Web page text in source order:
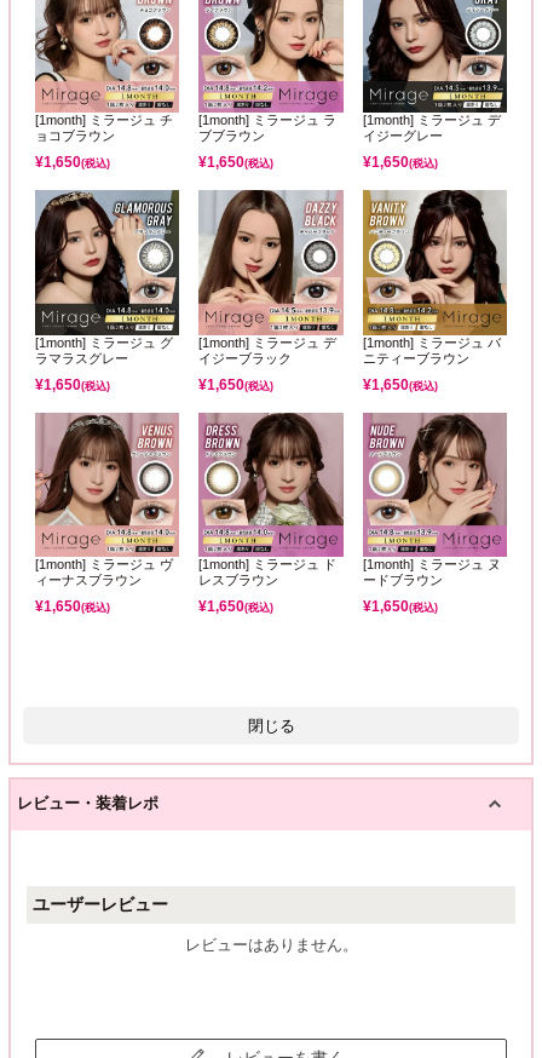
[1month] ミラージュ チ
ョコブラウン
¥1,650(税込)
[1month] ミラージュ ラ
ブブラウン
¥1,650(税込)
[1month] ミラージュ デ
イジーグレー
¥1,650(税込)
[1month] ミラージュ グ
ラマラスグレー
¥1,650(税込)
[1month] ミラージュ デ
イジーブラック
¥1,650(税込)
[1month] ミラージュ バ
ニティーブラウン
¥1,650(税込)
[1month] ミラージュ ヴ
ィーナスブラウン
¥1,650(税込)
[1month] ミラージュ ド
レスブラウン
¥1,650(税込)
[1month] ミラージュ ヌ
ードブラウン
¥1,650(税込)
閉じる
レビュー・装着レポ
ユーザーレビュー
レビューはありません。